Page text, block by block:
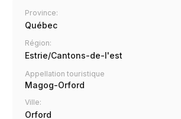
Province:
Québec
Région:
Estrie/Cantons-de-l'est
Appellation touristique
Magog-Orford
Ville:
Orford